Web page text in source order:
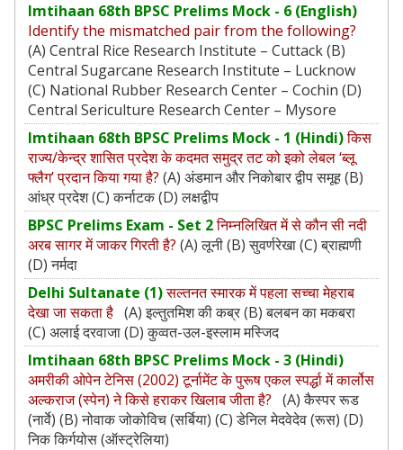
Imtihaan 68th BPSC Prelims Mock - 6 (English)
Identify the mismatched pair from the following?
(A) Central Rice Research Institute – Cuttack (B)
Central Sugarcane Research Institute – Lucknow
(C) National Rubber Research Center – Cochin (D)
Central Sericulture Research Center – Mysore
Imtihaan 68th BPSC Prelims Mock - 1 (Hindi)किस
राज्य/केन्द्र शासित प्रदेश के कदमत समुद्र तट को इको लेबल ‘ब्लू
फ्लैग’ प्रदान किया गया है? (A) अंडमान और निकोबार द्वीप समूह (B)
आंध्र प्रदेश (C) कर्नाटक (D) लक्षद्वीप
BPSC Prelims Exam - Set 2निम्नलिखित में से कौन सी नदी
अरब सागर में जाकर गिरती है? (A) लूनी (B) सुवर्णरेखा (C) ब्राह्मणी
(D) नर्मदा
Delhi Sultanate (1)सल्तनत स्मारक में पहला सच्चा मेहराब
देखा जा सकता है (A) इल्तुतमिश की कब्र (B) बलबन का मकबरा
(C) अलाई दरवाजा (D) कुव्वत-उल-इस्लाम मस्जिद
Imtihaan 68th BPSC Prelims Mock - 3 (Hindi)
अमरीकी ओपेन टेनिस (2002) टूर्नामेंट के पुरूष एकल स्पर्द्धा में कार्लोस
अल्कराज (स्पेन) ने किसे हराकर खिलाब जीता है? (A) कैस्पर रूड
(नार्वे) (B) नोवाक जोकोविच (सर्बिया) (C) डेनिल मेदवेदेव (रूस) (D)
निक किर्गयोस (ऑस्ट्रेलिया)